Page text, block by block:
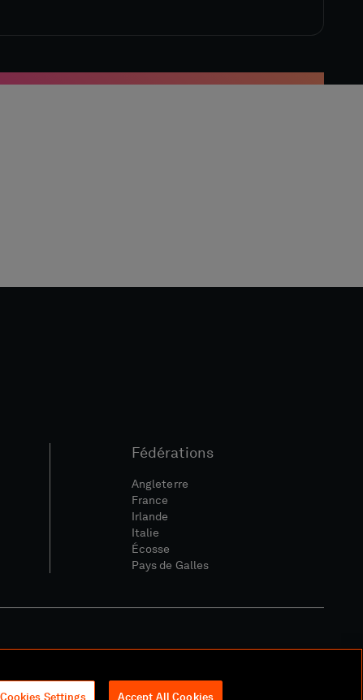
Fédérations
Angleterre
France
Irlande
Italie
Écosse
Pays de Galles
Sociale Et Numérique
Cookies Settings Accept All Cookies